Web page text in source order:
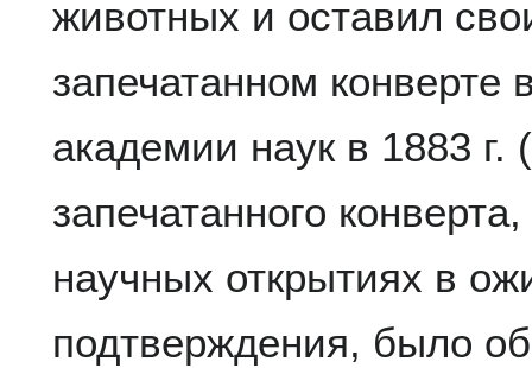
животных и оставил
запечатанном конверте
академии наук в 1883
запечатанного
научных открытиях в
подтверждения, было